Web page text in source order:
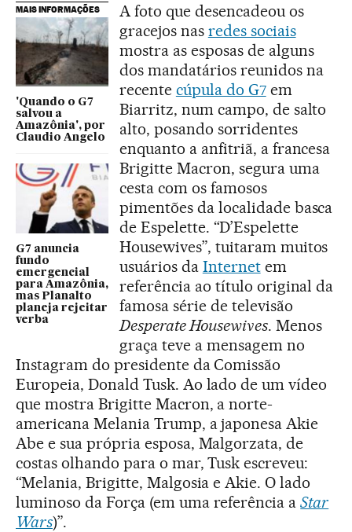
MAIS INFORMAÇÕES
'Quando o G7
salvou a
Amazônia', por
Claudio Angelo
G7 anuncia
fundo
emergencial
para Amazônia,
mas Planalto
planeja rejeitar
verba
A foto que desencadeou os
gracejos nas redes sociais
mostra as esposas de alguns
dos mandatários reunidos na
recente cúpula do G7em
Biarritz, num campo, de salto
alto, posando sorridentes
enquanto a anfitriã, a francesa
Brigitte Macron, segura uma
cesta com os famosos
pimentões da localidade basca
de Espelette. “D’Espelette
Housewives”, tuitaram muitos
usuários da Internetem
referência ao título original da
famosa série de televisão
Desperate Housewives. Menos
graça teve a mensagem no
Instagram do presidente da Comissão
Europeia, Donald Tusk. Ao lado de um vídeo
que mostra Brigitte Macron, a norte-
americana Melania Trump, a japonesa Akie
Abe e sua própria esposa, Malgorzata, de
costas olhando para o mar, Tusk escreveu:
“Melania, Brigitte, Malgosia e Akie. O lado
luminoso da Força (em uma referência aStar
Wars)”.